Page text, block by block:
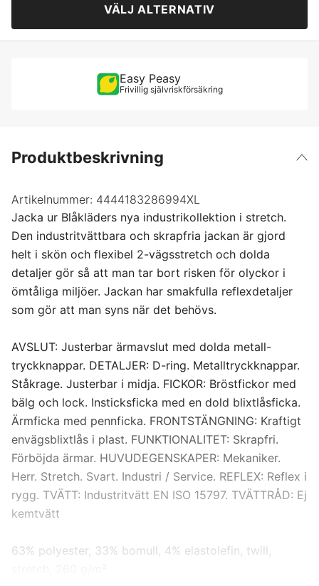
L
XXXL
4XL
5XL
6XL
VÄLJ ALTERNATIV
Easy Peasy
Frivillig självriskförsäkring
Produktbeskrivning
Artikelnummer: 4444183286994XL
Jacka ur Blåkläders nya industrikollektion i stretch.
Den industritvättbara och skrapfria jackan är gjord
helt i skön och flexibel 2-vägsstretch och dolda
detaljer gör så att man tar bort risken för olyckor i
ömtåliga miljöer. Jackan har smakfulla reflexdetaljer
som gör att man syns när det behövs.
AVSLUT: Justerbar ärmavslut med dolda metall-
tryckknappar. DETALJER: D-ring. Metalltryckknappar.
Ståkrage. Justerbar i midja. FICKOR: Bröstfickor med
bälg och lock. Insticksficka med en dold blixtlåsficka.
Ärmficka med pennficka. FRONTSTÄNGNING: Kraftigt
envägsblixtlås i plast. FUNKTIONALITET: Skrapfri.
Förböjda ärmar. HUVUDEGENSKAPER: Mekaniker.
Herr. Stretch. Svart. Industri / Service. REFLEX: Reflex i
rygg. TVÄTT: Industritvätt EN ISO 15797. TVÄTTRÅD: Ej
kemtvätt
63% polyester, 33% bomull, 4% elastolefin, twill,